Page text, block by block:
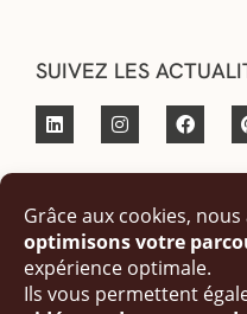
SUIVEZ LES
© Copyright 2023 fait